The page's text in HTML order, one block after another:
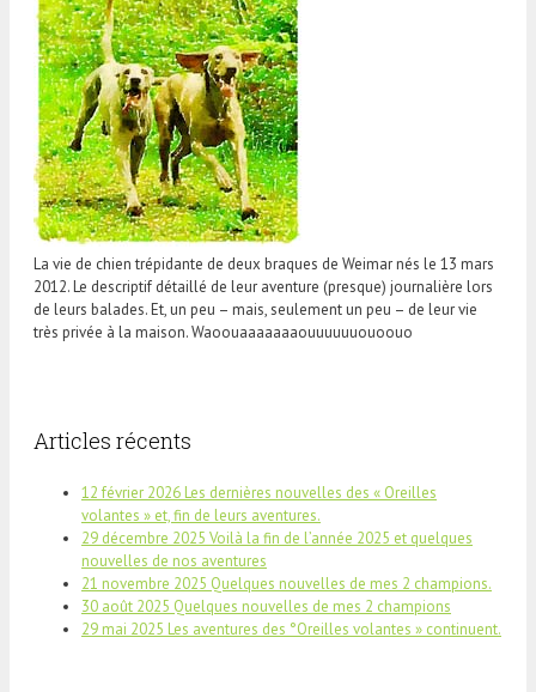
La vie de chien trépidante de deux braques de Weimar nés le 13 mars
2012. Le descriptif détaillé de leur aventure (presque) journalière lors
de leurs balades. Et, un peu – mais, seulement un peu – de leur vie
très privée à la maison. Waoouaaaaaaaouuuuuuouoouo
Articles récents
12 février 2026 Les dernières nouvelles des « Oreilles
volantes » et, fin de leurs aventures.
29 décembre 2025 Voilà la fin de l’année 2025 et quelques
nouvelles de nos aventures
21 novembre 2025 Quelques nouvelles de mes 2 champions.
30 août 2025 Quelques nouvelles de mes 2 champions
29 mai 2025 Les aventures des °Oreilles volantes » continuent.